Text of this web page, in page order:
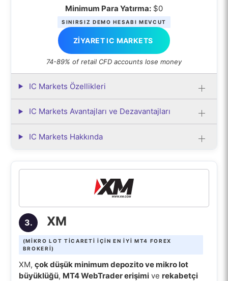
Minimum Para Yatırma: $0
SINIRSIZ DEMO HESABI MEVCUT
ZIYARET IC MARKETS
74-89% of retail CFD accounts lose money
IC Markets Özellikleri
IC Markets Avantajları ve Dezavantajları
IC Markets Hakkında
3. XM
(MIKRO LOT TICARETI IÇIN EN IYI MT4 FOREX
BROKERI)
XM, çok düşük minimum depozito ve mikro lot
büyüklüğü, MT4 WebTrader erişimive rekabetçi